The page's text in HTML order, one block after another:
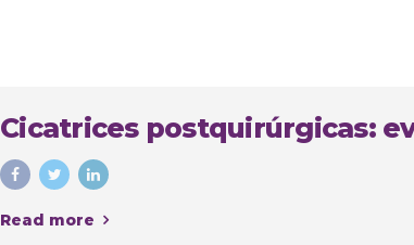
Cicatrices postquirúrgicas:
Read more